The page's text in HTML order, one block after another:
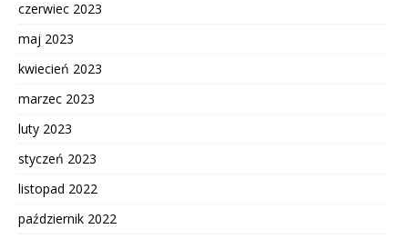
czerwiec 2023
maj 2023
kwiecień 2023
marzec 2023
luty 2023
styczeń 2023
listopad 2022
październik 2022